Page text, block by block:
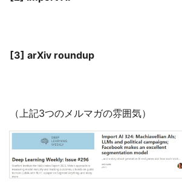
[3] arXiv roundup
（上記3つのメルマガの雰囲気）